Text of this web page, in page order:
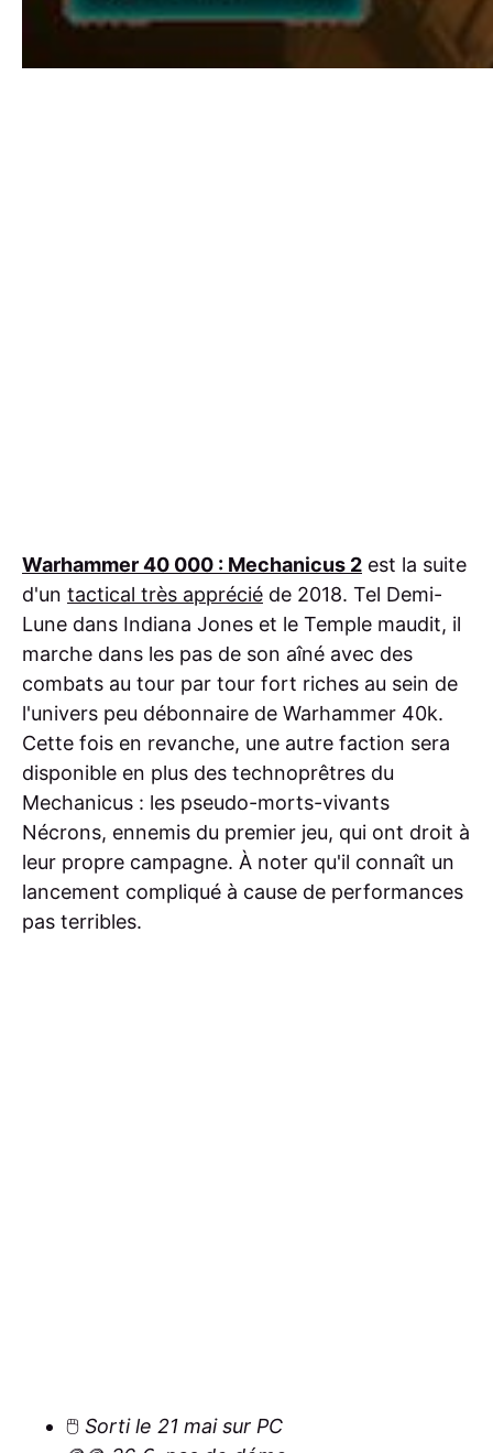
Warhammer 40 000 : Mechanicus 2 est la suite
d'un tactical très apprécié de 2018. Tel Demi-
Lune dans Indiana Jones et le Temple maudit, il
marche dans les pas de son aîné avec des
combats au tour par tour fort riches au sein de
l'univers peu débonnaire de Warhammer 40k.
Cette fois en revanche, une autre faction sera
disponible en plus des technoprêtres du
Mechanicus : les pseudo-morts-vivants
Nécrons, ennemis du premier jeu, qui ont droit à
leur propre campagne. À noter qu'il connaît un
lancement compliqué à cause de performances
pas terribles.
🖱️ Sorti le 21 mai sur PC